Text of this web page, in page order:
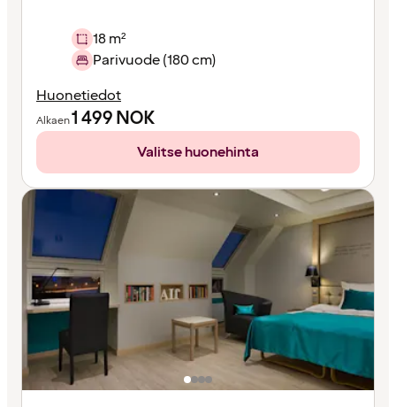
18 m²
Parivuode (180 cm)
Huonetiedot
Alkaen1 499NOK
Valitse huonehinta